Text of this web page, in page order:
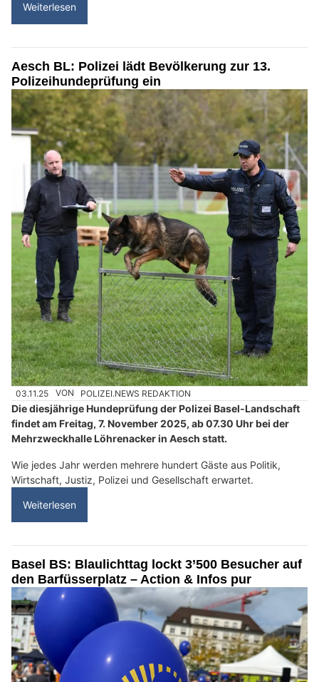
Weiterlesen
Aesch BL: Polizei lädt Bevölkerung zur 13.
Polizeihundeprüfung ein
03.11.25 VON POLIZEI.NEWS REDAKTION
Die diesjährige Hundeprüfung der Polizei Basel-Landschaft
findet am Freitag, 7. November 2025, ab 07.30 Uhr bei der
Mehrzweckhalle Löhrenacker in Aesch statt.
Wie jedes Jahr werden mehrere hundert Gäste aus Politik,
Wirtschaft, Justiz, Polizei und Gesellschaft erwartet.
Weiterlesen
Basel BS: Blaulichttag lockt 3’500 Besucher auf
den Barfüsserplatz – Action & Infos pur